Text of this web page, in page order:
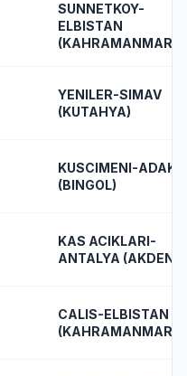
SUNNETKOY-
ELBISTAN
YENILER-SIMAV
(KUTAHYA)
KUSCIMENI-ADAKLI
(BINGOL)
KAS ACIKLARI-
ANTALYA
CALIS-ELBISTAN